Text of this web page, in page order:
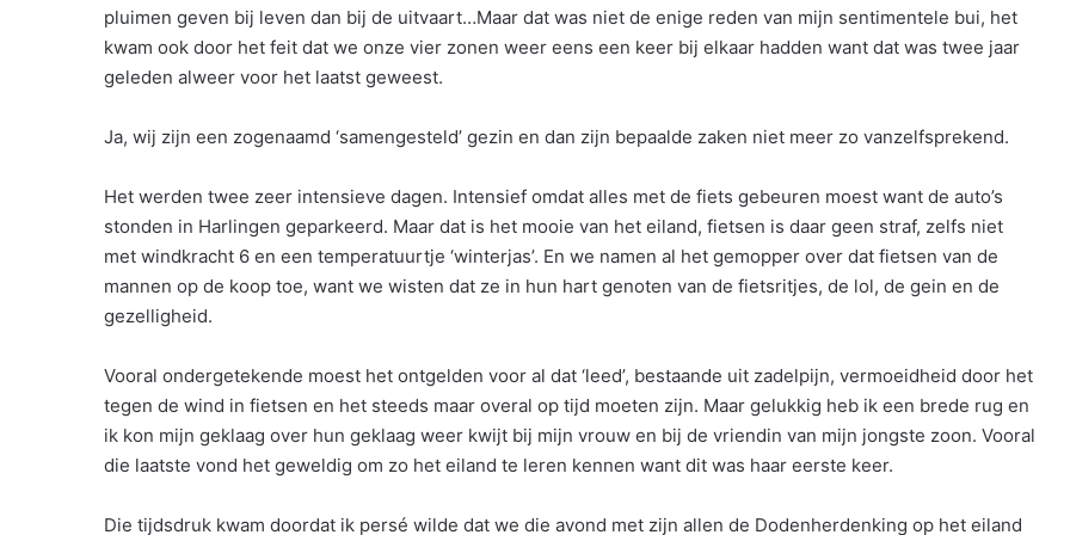
pluimen geven bij leven dan bij de uitvaart…Maar dat was niet de enige reden van mijn sentimentele bui, het
kwam ook door het feit dat we onze vier zonen weer eens een keer bij elkaar hadden want dat was twee jaar
geleden alweer voor het laatst geweest.
Ja, wij zijn een zogenaamd ‘samengesteld’ gezin en dan zijn bepaalde zaken niet meer zo vanzelfsprekend.
Het werden twee zeer intensieve dagen. Intensief omdat alles met de fiets gebeuren moest want de auto’s
stonden in Harlingen geparkeerd. Maar dat is het mooie van het eiland, fietsen is daar geen straf, zelfs niet
met windkracht 6 en een temperatuurtje ‘winterjas’. En we namen al het gemopper over dat fietsen van de
mannen op de koop toe, want we wisten dat ze in hun hart genoten van de fietsritjes, de lol, de gein en de
gezelligheid.
Vooral ondergetekende moest het ontgelden voor al dat ‘leed’, bestaande uit zadelpijn, vermoeidheid door het
tegen de wind in fietsen en het steeds maar overal op tijd moeten zijn. Maar gelukkig heb ik een brede rug en
ik kon mijn geklaag over hun geklaag weer kwijt bij mijn vrouw en bij de vriendin van mijn jongste zoon. Vooral
die laatste vond het geweldig om zo het eiland te leren kennen want dit was haar eerste keer.
Die tijdsdruk kwam doordat ik persé wilde dat we die avond met zijn allen de Dodenherdenking op het eiland